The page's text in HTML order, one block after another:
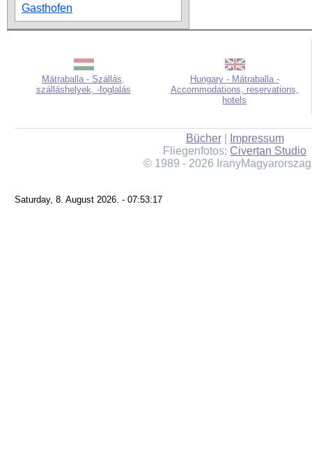
Gasthofen
Mátraballa - Szállás,
szálláshelyek, -foglalás
Hungary - Mátraballa -
Accommodations, reservations,
hotels
Bücher|
Impressum
Fliegenfotos: Civertan Studio
© 1989 - 2026
Saturday, 8. August 2026. - 07:53:17